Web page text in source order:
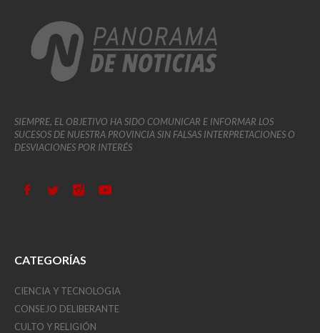
SIEMPRE, EL OBJETIVO HA SIDO COMUNICAR E INFORMAR LOS
SUCESOS DE NUESTRA PROVINCIA SIN FALSAS INTERPRETACIONES O
DESVIACIONES POR INTERÉS
CATEGORÍAS
CIENCIA Y TECNOLOGIA
CONSEJO DELIBERANTE
CULTO Y RELIGIÓN